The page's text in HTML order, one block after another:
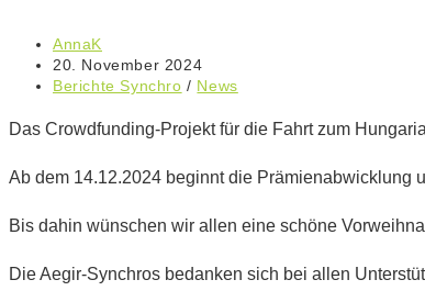
Beitrags-
Autor:
AnnaK
Beitrag
veröffentlicht:
20. November 2024
Beitrags-
Berichte Synchro / News
Das Crowdfunding-Projekt für die Fahrt zum
Ab dem 14.12.2024 beginnt die Prämienabwicklung
Bis dahin wünschen wir allen eine schöne
Die Aegir-Synchros bedanken sich bei allen